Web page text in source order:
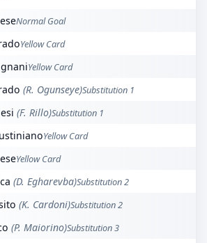
Normal Goal
Yellow Card
Yellow Card
(R. Ogunseye)Substitution 1
(F. Rillo)Substitution 1
Yellow Card
Yellow Card
(D. Egharevba)Substitution 2
(K. Cardoni)Substitution 2
(P. Maiorino)Substitution 3